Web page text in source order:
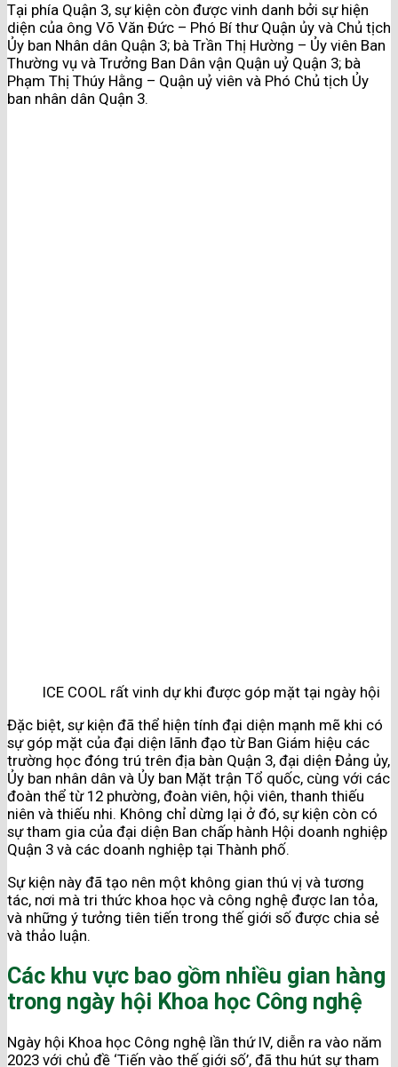
Tại phía Quận 3, sự kiện còn được vinh danh bởi sự hiện
diện của ông Võ Văn Đức – Phó Bí thư Quận ủy và Chủ tịch
Ủy ban Nhân dân Quận 3; bà Trần Thị Hường – Ủy viên Ban
Thường vụ và Trưởng Ban Dân vận Quận uỷ Quận 3; bà
Phạm Thị Thúy Hằng – Quận uỷ viên và Phó Chủ tịch Ủy
ban nhân dân Quận 3.
ICE COOL rất vinh dự khi được góp mặt tại ngày hội
Đặc biệt, sự kiện đã thể hiện tính đại diện mạnh mẽ khi có
sự góp mặt của đại diện lãnh đạo từ Ban Giám hiệu các
trường học đóng trú trên địa bàn Quận 3, đại diện Đảng ủy,
Ủy ban nhân dân và Ủy ban Mặt trận Tổ quốc, cùng với các
đoàn thể từ 12 phường, đoàn viên, hội viên, thanh thiếu
niên và thiếu nhi. Không chỉ dừng lại ở đó, sự kiện còn có
sự tham gia của đại diện Ban chấp hành Hội doanh nghiệp
Quận 3 và các doanh nghiệp tại Thành phố.
Sự kiện này đã tạo nên một không gian thú vị và tương
tác, nơi mà tri thức khoa học và công nghệ được lan tỏa,
và những ý tưởng tiên tiến trong thế giới số được chia sẻ
và thảo luận.
Các khu vực bao gồm nhiều gian hàng
trong ngày hội Khoa học Công nghệ
Ngày hội Khoa học Công nghệ lần thứ IV, diễn ra vào năm
2023 với chủ đề ‘Tiến vào thế giới số’, đã thu hút sự tham